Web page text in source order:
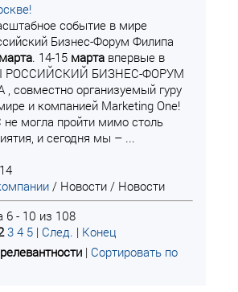
событие в мире
Бизнес-Форум Филипа
марта. 14-15 марта впервые в
I РОССИЙСКИЙ БИЗНЕС-ФОРУМ
организуемый гуру
и компанией Marketing One!
не могла пройти мимо столь
и сегодня мы – ...
/ Новости / Новости
6 - 10 из 108
3 4 5 | След. | Конец
| Сортировать по